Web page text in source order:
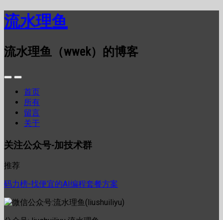
流水理鱼
流水理鱼（wwek）的博客
首页
所有
留言
关于
关注公众号-加技术群
推荐
码力榜-找便宜的AI编程套餐方案